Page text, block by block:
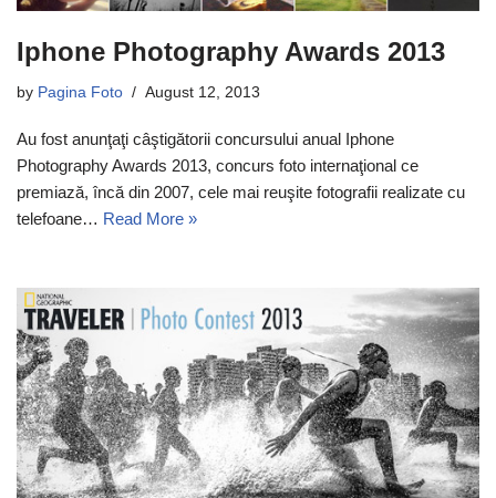
Iphone Photography Awards 2013
by Pagina Foto August 12, 2013
Au fost anunţaţi câştigătorii concursului anual Iphone
Photography Awards 2013, concurs foto internaţional ce
premiază, încă din 2007, cele mai reuşite fotografii realizate cu
telefoane… Read More »